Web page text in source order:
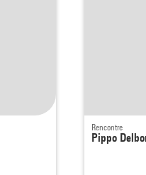
Rencontre
Pippo